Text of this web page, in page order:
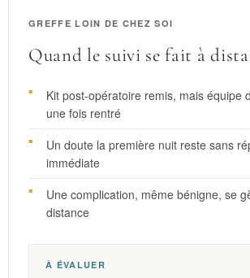
GREFFE LOIN DE CHEZ SOI
Quand le suivi se fait à
Kit post-opératoire remis, mais équipe
une fois rentré
Un doute la première nuit reste sans
immédiate
Une complication, même bénigne, se
distance
À ÉVALUER